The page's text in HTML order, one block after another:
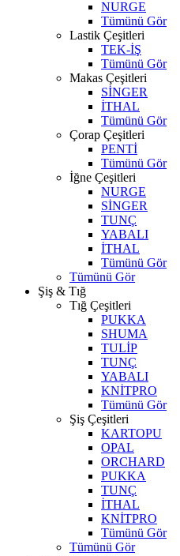
NURGE
Tümünü Gör
Lastik Çeşitleri
TEK-İŞ
Tümünü Gör
Makas Çeşitleri
SİNGER
İTHAL
Tümünü Gör
Çorap Çeşitleri
PENTİ
Tümünü Gör
İğne Çeşitleri
NURGE
SİNGER
TUNÇ
YABALI
İTHAL
Tümünü Gör
Tümünü Gör
Şiş & Tığ
Tığ Çeşitleri
PUKKA
SHUMA
TULİP
TUNÇ
YABALI
KNİTPRO
Tümünü Gör
Şiş Çeşitleri
KARTOPU
OPAL
ORCHARD
PUKKA
TUNÇ
İTHAL
KNİTPRO
Tümünü Gör
Tümünü Gör